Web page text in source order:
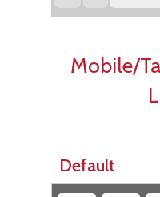
Mobile/
Default